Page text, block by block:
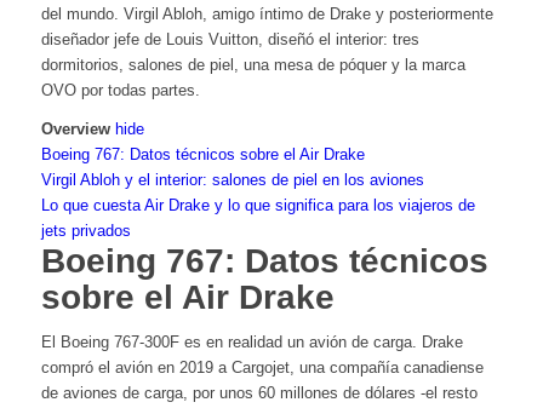
del mundo. Virgil Abloh, amigo íntimo de Drake y posteriormente
diseñador jefe de Louis Vuitton, diseñó el interior: tres
dormitorios, salones de piel, una mesa de póquer y la marca
OVO por todas partes.
Overview hide
Boeing 767: Datos técnicos sobre el Air Drake
Virgil Abloh y el interior: salones de piel en los aviones
Lo que cuesta Air Drake y lo que significa para los viajeros de
jets privados
Boeing 767: Datos técnicos
sobre el Air Drake
El Boeing 767-300F es en realidad un avión de carga. Drake
compró el avión en 2019 a Cargojet, una compañía canadiense
de aviones de carga, por unos 60 millones de dólares -el resto